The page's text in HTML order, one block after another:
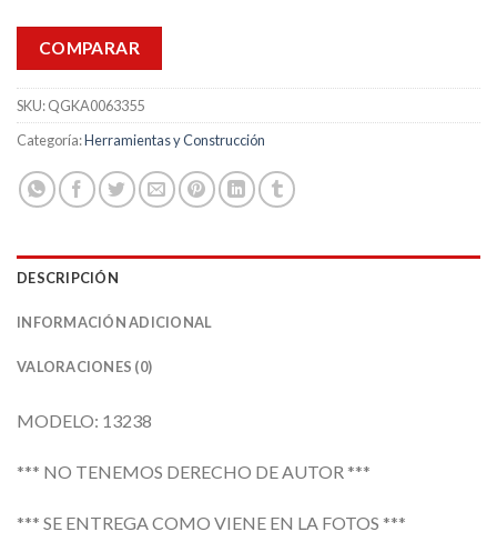
COMPARAR
SKU:QGKA0063355
Categoría:Herramientas y Construcción
DESCRIPCIÓN
INFORMACIÓN ADICIONAL
VALORACIONES (0)
MODELO: 13238
*** NO TENEMOS DERECHO DE AUTOR ***
*** SE ENTREGA COMO VIENE EN LA FOTOS ***